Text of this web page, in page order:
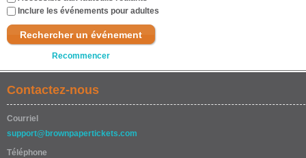
Inclure les événements pour adultes
Rechercher un événement
Recommencer
Contactez-nous
Courriel
support@brownpapertickets.com
Téléphone